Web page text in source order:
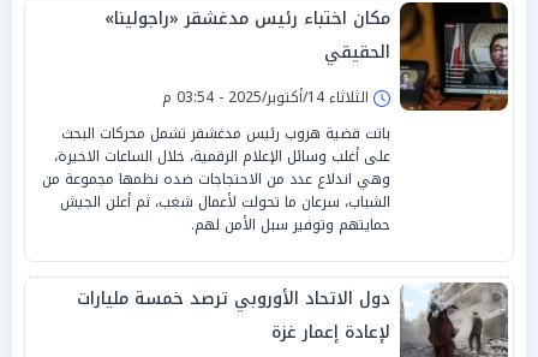
مكان اختباء رئيس مدغشقر «راجولينا»
الحقيقي
الثلاثاء 14/أكتوبر/2025 - 03:54 م
باتت قضية هروب رئيس مدغشقر تشمل محركات البحث
على أغلب وسائل الإعلام الرقمية، خلال الساعات الاخيرة،
وهي اندلاع عدد من الاحتجاجات ضده نظمها مجموعة من
الشباب، سرعان ما تحولت لأعمال شغب، ثم أعلن الجيش
حمايتهم وتوفير سبل الأمن لهم.
دول الاتحاد الأوروبي ترصد خمسة مليارات
لإعادة إعمار غزة